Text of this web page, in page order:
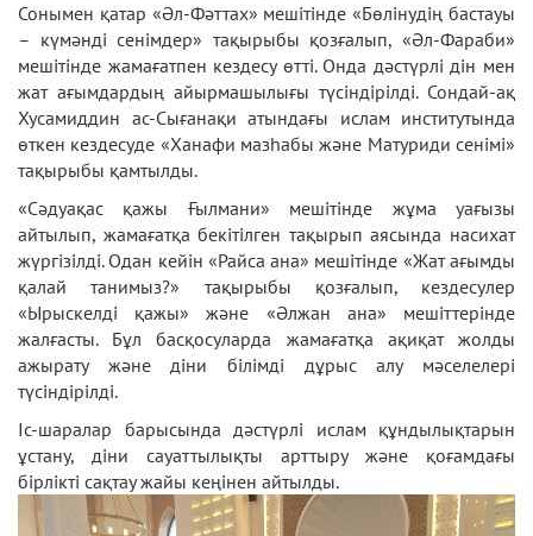
Сонымен қатар «Әл-Фәттах» мешітінде «Бөлінудің бастауы
– күмәнді сенімдер» тақырыбы қозғалып, «Әл-Фараби»
мешітінде жамағатпен кездесу өтті. Онда дәстүрлі дін мен
жат ағымдардың айырмашылығы түсіндірілді. Сондай-ақ
Хусамиддин ас-Сығанақи атындағы ислам институтында
өткен кездесуде «Ханафи мазһабы және Матуриди сенімі»
тақырыбы қамтылды.
«Сәдуақас қажы Ғылмани» мешітінде жұма уағызы
айтылып, жамағатқа бекітілген тақырып аясында насихат
жүргізілді. Одан кейін «Райса ана» мешітінде «Жат ағымды
қалай танимыз?» тақырыбы қозғалып, кездесулер
«Ырыскелді қажы» және «Әлжан ана» мешіттерінде
жалғасты. Бұл басқосуларда жамағатқа ақиқат жолды
ажырату және діни білімді дұрыс алу мәселелері
түсіндірілді.
Іс-шаралар барысында дәстүрлі ислам құндылықтарын
ұстану, діни сауаттылықты арттыру және қоғамдағы
бірлікті сақтау жайы кеңінен айтылды.